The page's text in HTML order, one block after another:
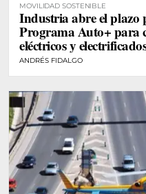
MOVILIDAD SOSTENIBLE
Industria abre el plazo
Programa Auto+ para
eléctricos y
ANDRÉS FIDALGO